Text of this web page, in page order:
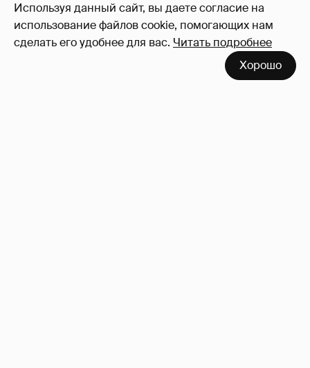
Используя данный сайт, вы даете согласие на
использование файлов cookie, помогающих нам
сделать его удобнее для вас. Читать подробнее
Хорошо